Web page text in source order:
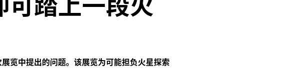
览中提出的问题。该展览为可能担负火星探索